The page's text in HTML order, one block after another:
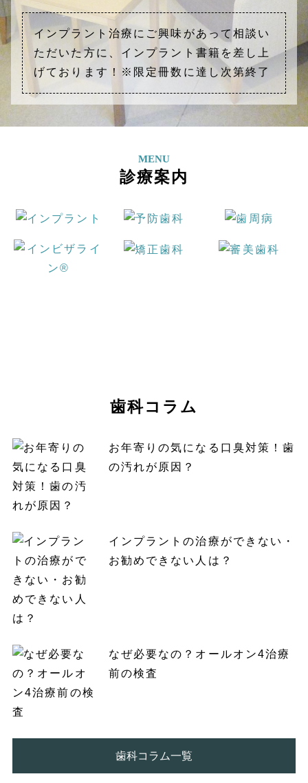
インプラント治療にご興味があって相談い
ただいた方に、インプラント書籍を差し上
げております！※限定冊数に達し次第終了
MENU
診療案内
歯科コラム
お年寄りの気になる口臭対策！歯
の汚れが原因？
インプラントの治療ができない・
お勧めできない人は？
なぜ必要なの？オールオン4治療
前の検査
歯科コラム一覧